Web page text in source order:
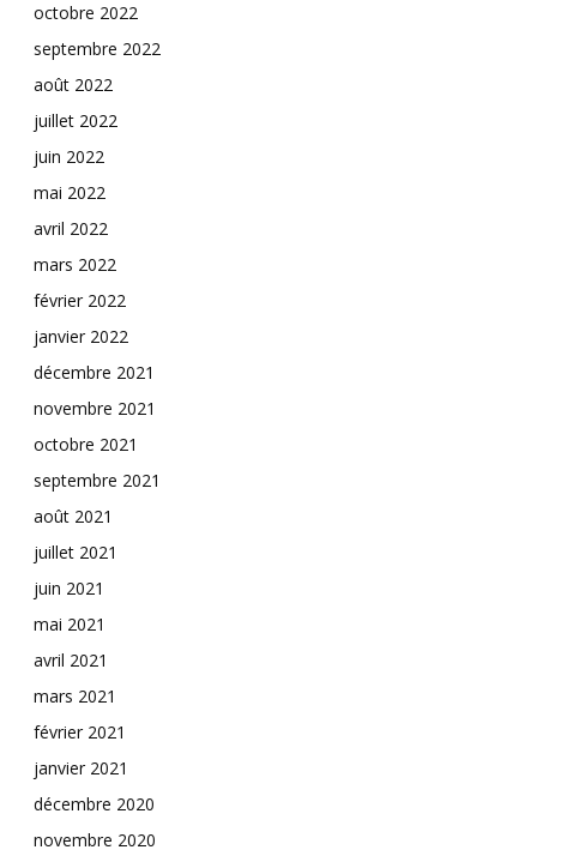
octobre 2022
septembre 2022
août 2022
juillet 2022
juin 2022
mai 2022
avril 2022
mars 2022
février 2022
janvier 2022
décembre 2021
novembre 2021
octobre 2021
septembre 2021
août 2021
juillet 2021
juin 2021
mai 2021
avril 2021
mars 2021
février 2021
janvier 2021
décembre 2020
novembre 2020